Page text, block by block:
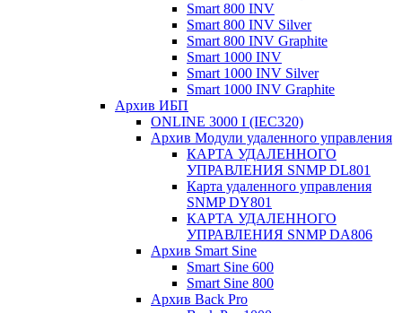
Smart 800 INV
Smart 800 INV Silver
Smart 800 INV Graphite
Smart 1000 INV
Smart 1000 INV Silver
Smart 1000 INV Graphite
Архив ИБП
ONLINE 3000 I (IEC320)
Архив Модули удаленного управления
КАРТА УДАЛЕННОГО
УПРАВЛЕНИЯ SNMP DL801
Карта удаленного управления
SNMP DY801
КАРТА УДАЛЕННОГО
УПРАВЛЕНИЯ SNMP DА806
Архив Smart Sine
Smart Sine 600
Smart Sine 800
Архив Back Pro